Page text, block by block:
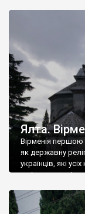
Херсонесі
А потім було
Ялта.
Вірменія першою
як державну
українців, які
є відданими